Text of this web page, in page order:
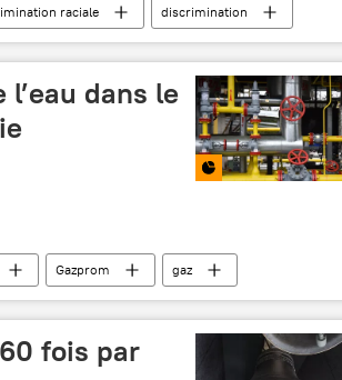
raciale
discrimination
France
dans le
Gazprom
gaz
International
fois par